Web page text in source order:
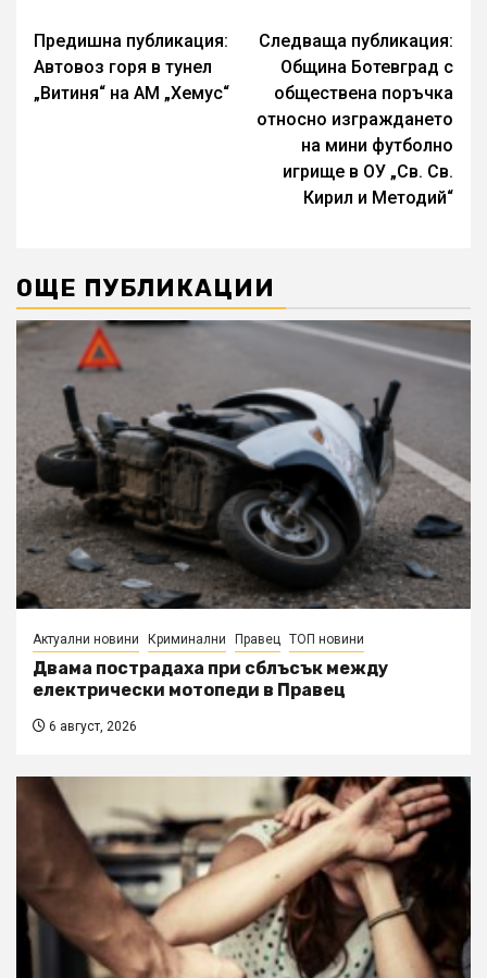
Continue
Reading
Предишна публикация:
Автовоз горя в тунел
„Витиня“ на АМ „Хемус“
Следваща публикация:
Община Ботевград с
обществена поръчка
относно изграждането
на мини футболно
игрище в ОУ „Св. Св.
Кирил и Методий“
ОЩЕ ПУБЛИКАЦИИ
Актуални новини Криминални Правец ТОП новини
Двама пострадаха при сблъсък между
електрически мотопеди в Правец
6 август, 2026